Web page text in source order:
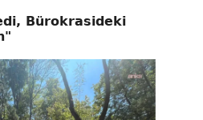
Bürokrasideki